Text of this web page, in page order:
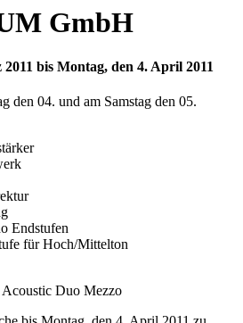
GmbH
bis Montag, den 4. April 2011
den 04. und am Samstag den 05.
Endstufen
für Hoch/Mittelton
Duo Mezzo